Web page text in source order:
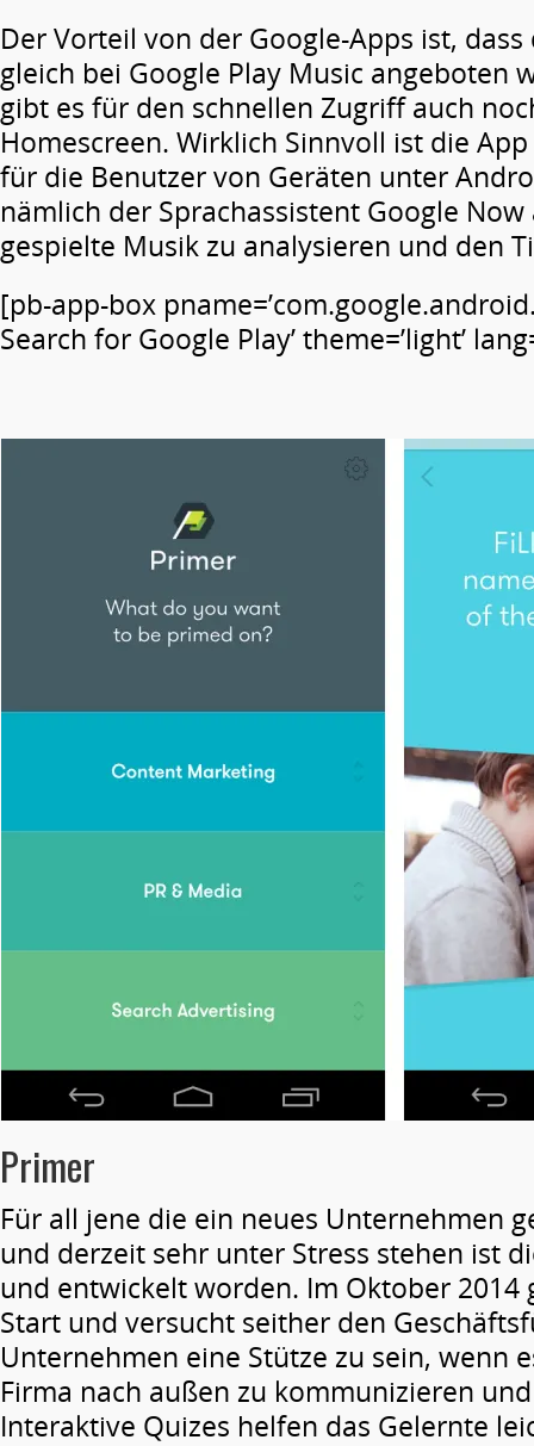
Der Vorteil von der Google-Apps ist,
gleich bei Google Play Music angeboten
gibt es für den schnellen Zugriff auch
Homescreen. Wirklich Sinnvoll ist die
für die Benutzer von Geräten unter
nämlich der Sprachassistent Google
gespielte Musik zu analysieren und den
[pb-app-box
Search for Google Play’ theme=’light’
Primer
Für all jene die ein neues Unternehmen
und derzeit sehr unter Stress stehen ist
und entwickelt worden. Im Oktober 2014
Start und versucht seither den
Unternehmen eine Stütze zu sein, wenn
Firma nach außen zu kommunizieren
Interaktive Quizes helfen das Gelernte